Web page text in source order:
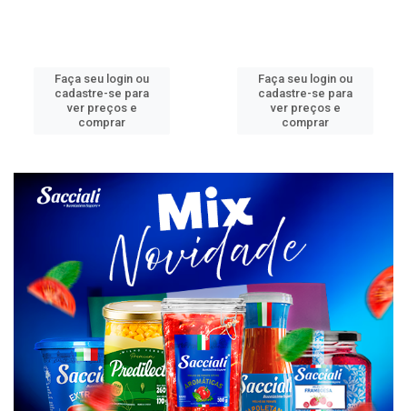
Faça seu login ou
cadastre-se para
ver preços e
comprar
Faça seu login ou
cadastre-se para
ver preços e
comprar